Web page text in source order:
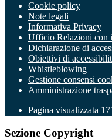
Cookie policy
Note legali
Informativa Privacy
Ufficio Relazioni con
Dichiarazione di
Obiettivi di
Whistleblowing
Gestione consensi
Amministrazione
Pagina visualizzata
Sezione Copyright